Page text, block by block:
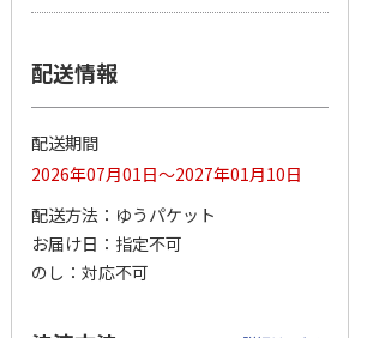
「犬夜叉」アクリル
5.0（4）
3,300円
2,750円
配送情報
配送期間
2026年07月01日～2027年01月10日
配送方法
ゆうパケット
お届け日
指定不可
のし
対応不可